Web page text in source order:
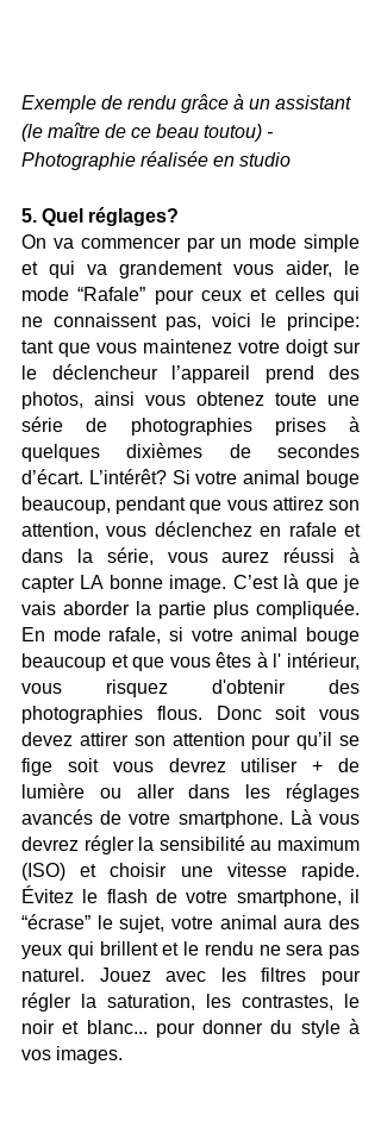
Exemple de rendu grâce à un assistant
(le maître de ce beau toutou) -
Photographie réalisée en studio
5. Quel réglages?
On va commencer par un mode simple
et qui va grandement vous aider, le
mode “Rafale” pour ceux et celles qui
ne connaissent pas, voici le principe:
tant que vous maintenez votre doigt sur
le déclencheur l’appareil prend des
photos, ainsi vous obtenez toute une
série de photographies prises à
quelques dixièmes de secondes
d’écart. L’intérêt? Si votre animal bouge
beaucoup, pendant que vous attirez son
attention, vous déclenchez en rafale et
dans la série, vous aurez réussi à
capter LA bonne image. C’est là que je
vais aborder la partie plus compliquée.
En mode rafale, si votre animal bouge
beaucoup et que vous êtes à l' intérieur,
vous risquez d'obtenir des
photographies flous. Donc soit vous
devez attirer son attention pour qu’il se
fige soit vous devrez utiliser + de
lumière ou aller dans les réglages
avancés de votre smartphone. Là vous
devrez régler la sensibilité au maximum
(ISO) et choisir une vitesse rapide.
Évitez le flash de votre smartphone, il
“écrase” le sujet, votre animal aura des
yeux qui brillent et le rendu ne sera pas
naturel. Jouez avec les filtres pour
régler la saturation, les contrastes, le
noir et blanc... pour donner du style à
vos images.